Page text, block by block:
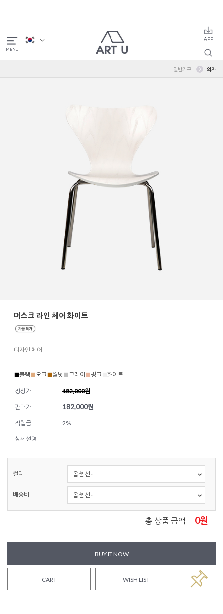
일반가구 의자
머스크 라인 체어 화이트
디자인 체어
■블랙 ■오크■월넛 ■그레이 ■핑크 화이트
정상가 182,000원
판매가 182,000원
적립금 2%
상세설명
컬러
배송비
총 상품 금액 0원
BUY IT NOW
CART WISH LIST